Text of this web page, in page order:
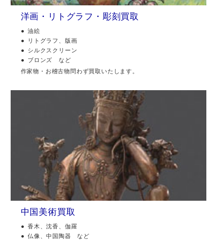
洋画・リトグラフ・彫刻買取
油絵
リトグラフ、版画
シルクスクリーン
ブロンズ など
作家物・お稽古物問わず買取いたします。
中国美術買取
香木、沈香、伽羅
仏像、中国陶器 など